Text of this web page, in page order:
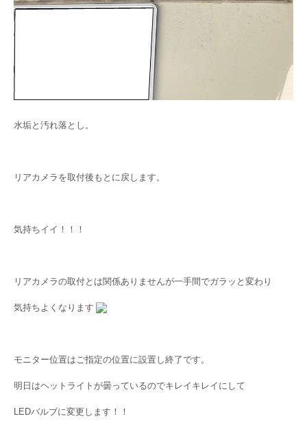
水垢と汚れ落とし。
リアカメラを取付後もとに戻します。
気持ちイイ！！！
リアカメラの取付とは関係ありませんが一手間でガラッと変わり
気持ちよくなります
モニター位置はご指定の位置に設置し終了です。
明日はヘットライトが曇っているのでキレイキレイにして
LEDバルブに変更します！！